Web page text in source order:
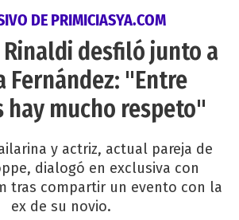
DE PRIMICIASYA.COM
Rinaldi desfiló junto a
Fernández: "Entre
hay mucho respeto"
y actriz, actual pareja de
dialogó en exclusiva con
tras compartir un evento con la
ex de su novio.